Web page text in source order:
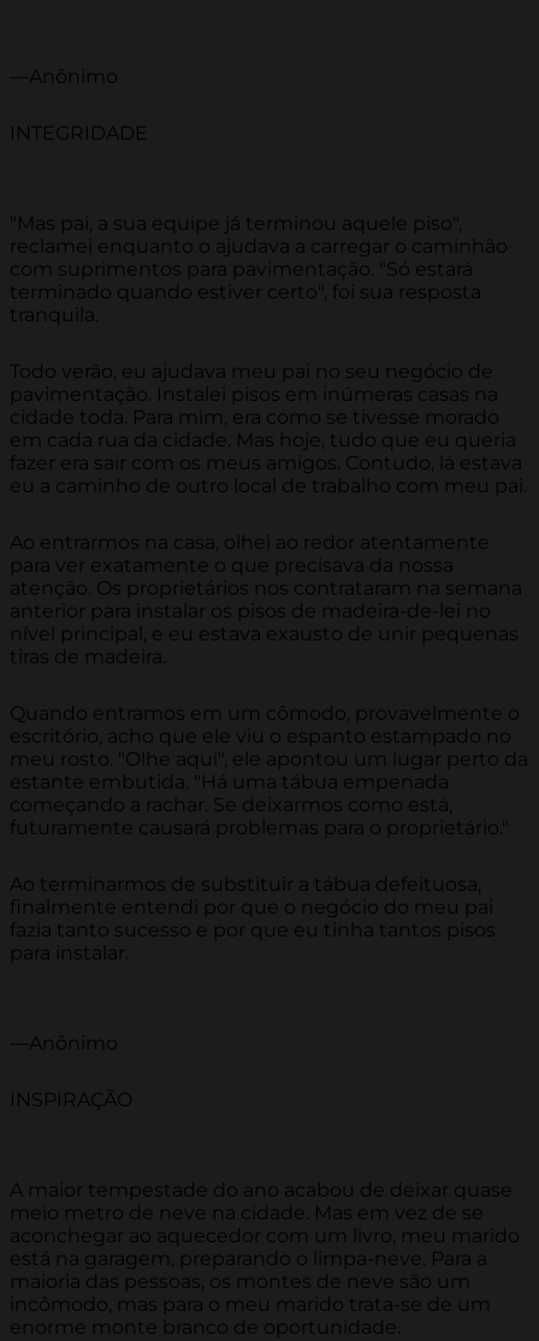
—Anônimo
INTEGRIDADE
"Mas pai, a sua equipe já terminou aquele piso",
reclamei enquanto o ajudava a carregar o caminhão
com suprimentos para pavimentação. "Só estará
terminado quando estiver certo", foi sua resposta
tranquila.
Todo verão, eu ajudava meu pai no seu negócio de
pavimentação. Instalei pisos em inúmeras casas na
cidade toda. Para mim, era como se tivesse morado
em cada rua da cidade. Mas hoje, tudo que eu queria
fazer era sair com os meus amigos. Contudo, lá estava
eu a caminho de outro local de trabalho com meu pai.
Ao entrarmos na casa, olhei ao redor atentamente
para ver exatamente o que precisava da nossa
atenção. Os proprietários nos contrataram na semana
anterior para instalar os pisos de madeira-de-lei no
nível principal, e eu estava exausto de unir pequenas
tiras de madeira.
Quando entramos em um cômodo, provavelmente o
escritório, acho que ele viu o espanto estampado no
meu rosto. "Olhe aqui", ele apontou um lugar perto da
estante embutida. "Há uma tábua empenada
começando a rachar. Se deixarmos como está,
futuramente causará problemas para o proprietário."
Ao terminarmos de substituir a tábua defeituosa,
finalmente entendi por que o negócio do meu pai
fazia tanto sucesso e por que eu tinha tantos pisos
para instalar.
—Anônimo
INSPIRAÇÃO
A maior tempestade do ano acabou de deixar quase
meio metro de neve na cidade. Mas em vez de se
aconchegar ao aquecedor com um livro, meu marido
está na garagem, preparando o limpa-neve. Para a
maioria das pessoas, os montes de neve são um
incômodo, mas para o meu marido trata-se de um
enorme monte branco de oportunidade.